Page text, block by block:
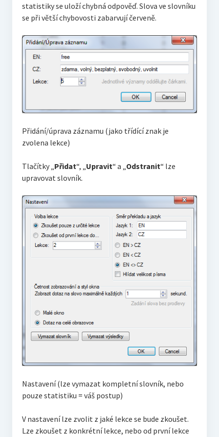
statistiky se uloží chybná odpověď. Slova ve slovníku
se při větší chybovosti zabarvují červeně.
Přidání/úprava záznamu (jako třídící znak je
zvolena lekce)
Tlačítky „ Přidat“, „ Upravit“ a „ Odstranit“ lze
upravovat slovník.
Nastavení (lze vymazat kompletní slovník, nebo
pouze statistiku = váš postup)
V nastavení lze zvolit z jaké lekce se bude zkoušet.
Lze zkoušet z konkrétní lekce, nebo od první lekce